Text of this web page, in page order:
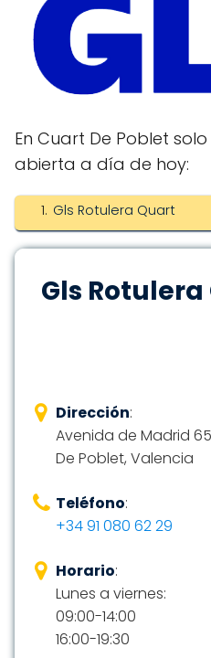
En Cuart De Poblet
abierta a día de hoy:
Gls Rotulera Quart
Gls
Dirección:
Avenida de Madrid
De Poblet, Valencia
Teléfono:
+34 91 080 62 29
Horario:
Lunes a viernes:
09:00-14:00
16:00-19:30